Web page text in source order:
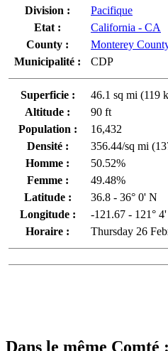
Division :
Pacifique
Etat :
California - CA
County :
Monterey
Municipalité :
CDP
Superficie :
46.1 sq mi (119
Altitude :
90 ft
Population :
16,432
Densité :
356.44/sq mi
Homme :
50.52%
Femme :
49.48%
Latitude :
36.8 - 36° 0' N
Longitude :
-121.67 - 121°
Horaire :
Thursday 26
Dans le même